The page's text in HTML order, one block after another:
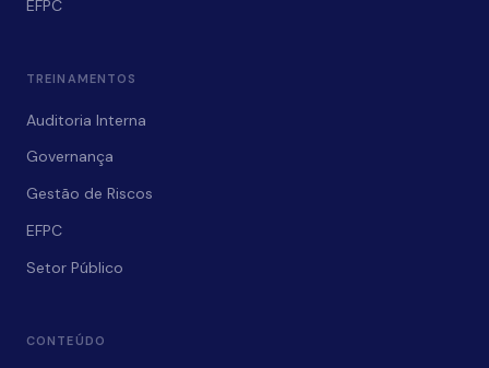
EFPC
TREINAMENTOS
Auditoria Interna
Governança
Gestão de Riscos
EFPC
Setor Público
CONTEÚDO